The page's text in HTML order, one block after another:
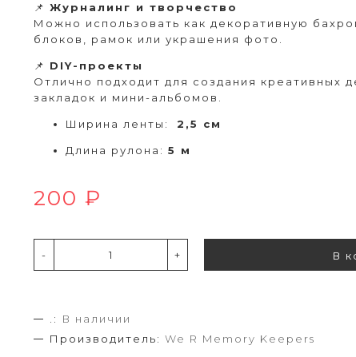
📌 Журналинг и творчество
Можно использовать как декоративную
блоков, рамок или украшения фото.
📌 DIY-проекты
Отлично подходит для создания креативных
закладок и мини-альбомов.
Ширина ленты: 2,5 см
Длина рулона: 5 м
200 ₽
- + В
.:
В наличии
Производитель: We R Memory Keepers